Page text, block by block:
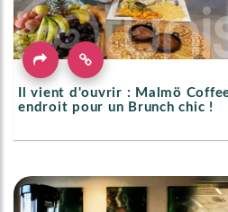
Il vient d'ouvrir : Malmö
endroit pour un Brunch chic !